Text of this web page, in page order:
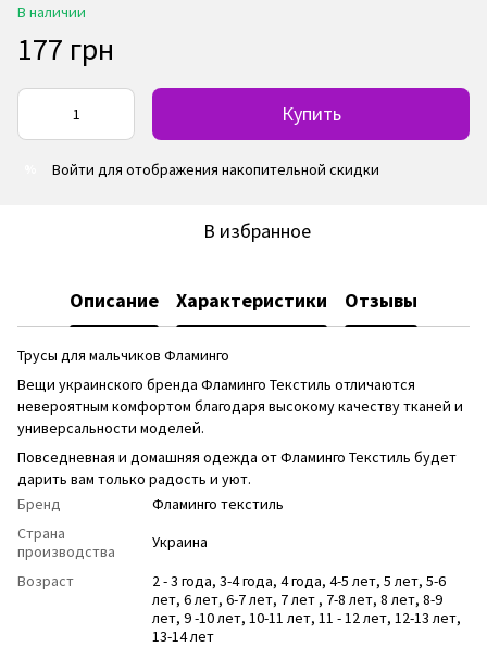
В наличии
177 грн
Купить
Войти для отображения накопительной скидки
В избранное
Описание Характеристики Отзывы
Трусы для мальчиков Фламинго
Вещи украинского бренда Фламинго Текстиль отличаются
невероятным комфортом благодаря высокому качеству тканей и
универсальности моделей.
Повседневная и домашняя одежда от Фламинго Текстиль будет
дарить вам только радость и уют.
Бренд
Фламинго текстиль
Страна
производства
Украина
Возраст
2 - 3 года, 3-4 года, 4 года, 4-5 лет, 5 лет, 5-6
лет, 6 лет, 6-7 лет, 7 лет , 7-8 лет, 8 лет, 8-9
лет, 9 -10 лет, 10-11 лет, 11 - 12 лет, 12-13 лет,
13-14 лет